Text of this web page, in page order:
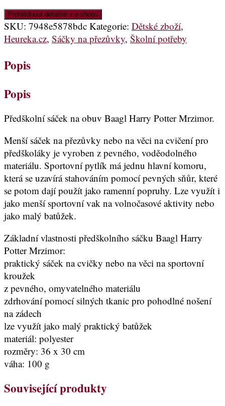
Prohlédnout detailně v e-shopu
SKU: 7948e5878bdc Kategorie: Dětské zboží,
Heureka.cz, Sáčky na přezůvky, Školní potřeby
Popis
Popis
Předškolní sáček na obuv Baagl Harry Potter Mrzimor.
Menší sáček na přezůvky nebo na věci na cvičení pro
předškoláky je vyroben z pevného, voděodolného
materiálu. Sportovní pytlík má jednu hlavní komoru,
která se uzavírá stahováním pomocí pevných sňůr, které
se potom dají použít jako ramenní popruhy. Lze využít i
jako menší sportovní vak na volnočasové aktivity nebo
jako malý batůžek.
Základní vlastnosti předškolního sáčku Baagl Harry
Potter Mrzimor:
praktický sáček na cvičky nebo na věci na sportovní
kroužek
z pevného, omyvatelného materiálu
zdrhování pomocí silných tkanic pro pohodlné nošení
na zádech
lze využít jako malý praktický batůžek
materiál: polyester
rozměry: 36 x 30 cm
váha: 100 g
Související produkty